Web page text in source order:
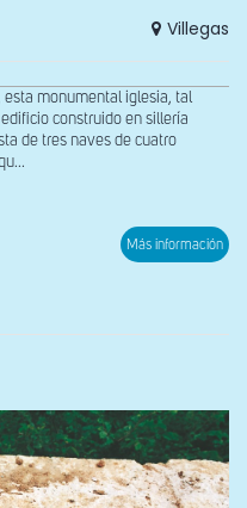
Villegas
esta monumental iglesia, tal
construido en sillería
de tres naves de cuatro
Más información